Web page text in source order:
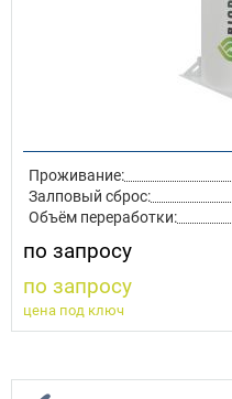
Проживание:
Залповый сброс:
Объём переработки:
по запросу
по запросу
цена под ключ